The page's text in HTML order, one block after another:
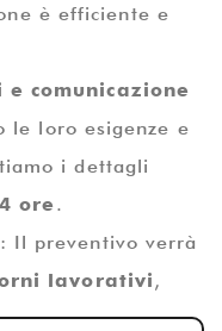
è efficiente e
comunicazione
le loro esigenze e
i dettagli
ore.
: Il preventivo verrà
lavorativi ,
tecnica.